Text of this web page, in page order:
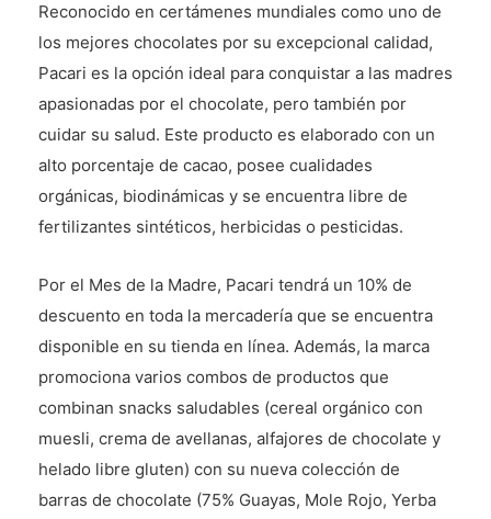
Reconocido en certámenes mundiales como uno de
los mejores chocolates por su excepcional calidad,
Pacari es la opción ideal para conquistar a las madres
apasionadas por el chocolate, pero también por
cuidar su salud. Este producto es elaborado con un
alto porcentaje de cacao, posee cualidades
orgánicas, biodinámicas y se encuentra libre de
fertilizantes sintéticos, herbicidas o pesticidas.
Por el Mes de la Madre, Pacari tendrá un 10% de
descuento en toda la mercadería que se encuentra
disponible en su tienda en línea. Además, la marca
promociona varios combos de productos que
combinan snacks saludables (cereal orgánico con
muesli, crema de avellanas, alfajores de chocolate y
helado libre gluten) con su nueva colección de
barras de chocolate (75% Guayas, Mole Rojo, Yerba